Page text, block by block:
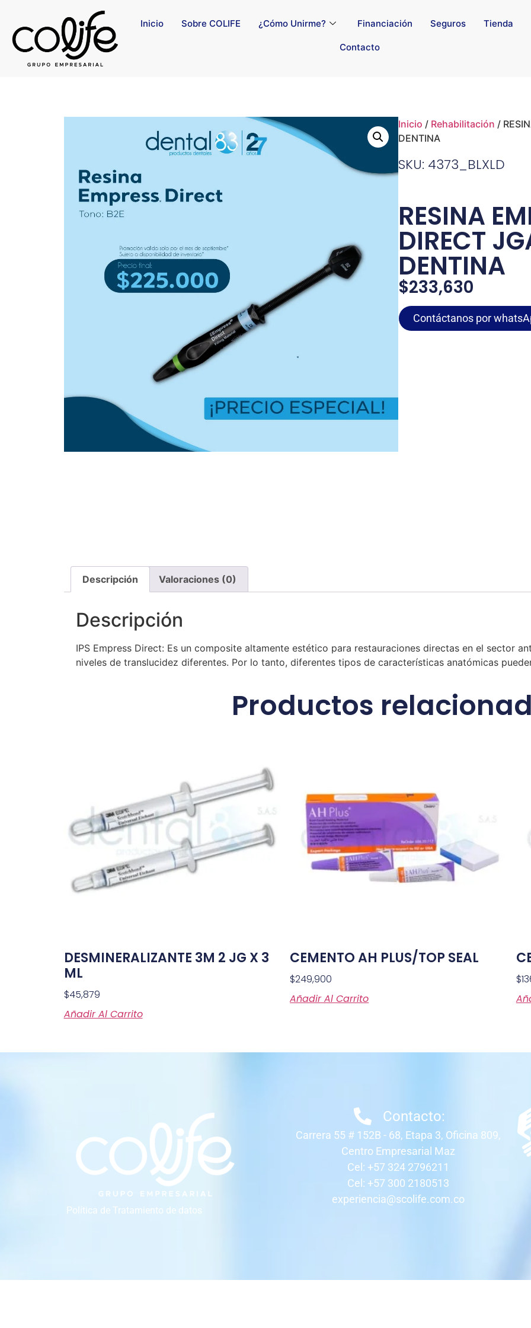
Inicio Sobre COLIFE ¿Cómo Unirme? Financiación Seguros Tienda
Contacto
Inicio / Rehabilitación /
DENTINA
SKU: 4373_BLXLD
RESINA
DIRECT
DENTINA
$233,630
Contáctanos por
Descripción Valoraciones (0)
Descripción
IPS Empress Direct: Es un composite altamente estético para restauraciones directas en el sector
niveles de translucidez diferentes. Por lo tanto, diferentes tipos de características anatómicas
Productos
DESMINERALIZANTE 3M 2 JG X 3
ML
$45,879
Añadir Al Carrito
CEMENTO AH PLUS/TOP SEAL
$249,900
Añadir Al Carrito
$
Política de Tratamiento de datos
Contacto:
Carrera 55 # 152B - 68, Etapa 3, Oficina 809,
Centro Empresarial Maz
Cel: +57 324 2796211
Cel: +57 300 2180513
experiencia@scolife.com.co